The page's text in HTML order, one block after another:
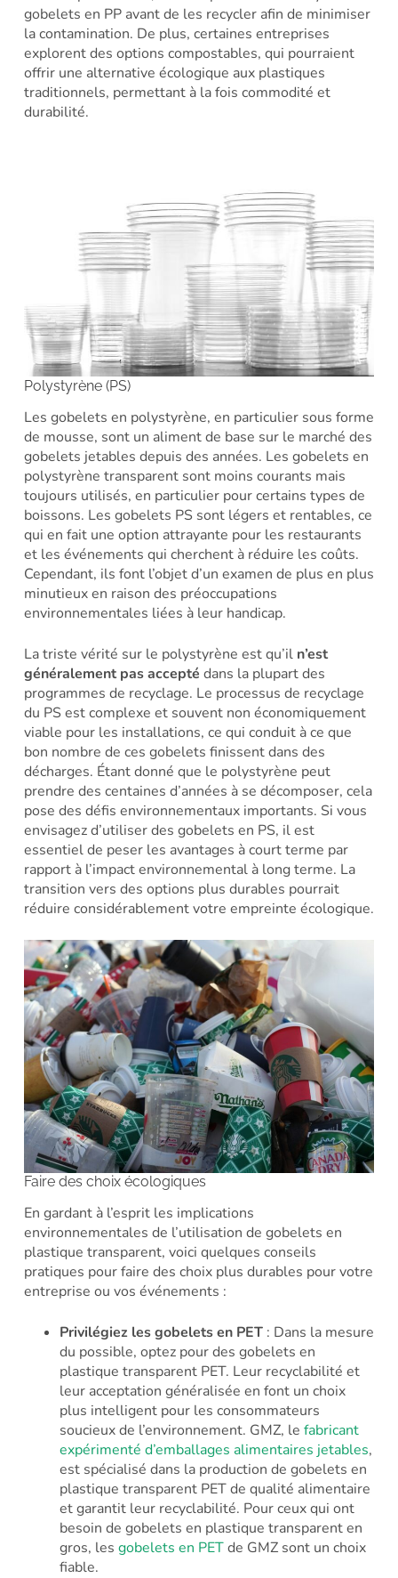
gobelets en PP avant de les recycler afin de minimiser
la contamination. De plus, certaines entreprises
explorent des options compostables, qui pourraient
offrir une alternative écologique aux plastiques
traditionnels, permettant à la fois commodité et
durabilité.
Polystyrène (PS)
Les gobelets en polystyrène, en particulier sous forme
de mousse, sont un aliment de base sur le marché des
gobelets jetables depuis des années. Les gobelets en
polystyrène transparent sont moins courants mais
toujours utilisés, en particulier pour certains types de
boissons. Les gobelets PS sont légers et rentables, ce
qui en fait une option attrayante pour les restaurants
et les événements qui cherchent à réduire les coûts.
Cependant, ils font l’objet d’un examen de plus en plus
minutieux en raison des préoccupations
environnementales liées à leur handicap.
La triste vérité sur le polystyrène est qu’il n’est
généralement pas accepté dans la plupart des
programmes de recyclage. Le processus de recyclage
du PS est complexe et souvent non économiquement
viable pour les installations, ce qui conduit à ce que
bon nombre de ces gobelets finissent dans des
décharges. Étant donné que le polystyrène peut
prendre des centaines d’années à se décomposer, cela
pose des défis environnementaux importants. Si vous
envisagez d’utiliser des gobelets en PS, il est
essentiel de peser les avantages à court terme par
rapport à l’impact environnemental à long terme. La
transition vers des options plus durables pourrait
réduire considérablement votre empreinte écologique.
Faire des choix écologiques
En gardant à l’esprit les implications
environnementales de l’utilisation de gobelets en
plastique transparent, voici quelques conseils
pratiques pour faire des choix plus durables pour votre
entreprise ou vos événements :
Privilégiez les gobelets en PET: Dans la mesure
du possible, optez pour des gobelets en
plastique transparent PET. Leur recyclabilité et
leur acceptation généralisée en font un choix
plus intelligent pour les consommateurs
soucieux de l’environnement. GMZ, le fabricant
expérimenté d’emballages alimentaires jetables,
est spécialisé dans la production de gobelets en
plastique transparent PET de qualité alimentaire
et garantit leur recyclabilité. Pour ceux qui ont
besoin de gobelets en plastique transparent en
gros, les gobelets en PETde GMZ sont un choix
fiable.